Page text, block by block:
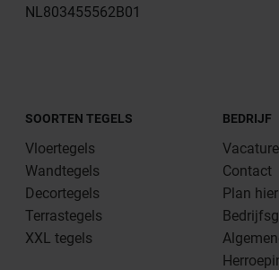
NL803455562B01
SOORTEN TEGELS
Vloertegels
Wandtegels
Decortegels
Terrastegels
XXL tegels
BEDRIJF
Contact
Plan